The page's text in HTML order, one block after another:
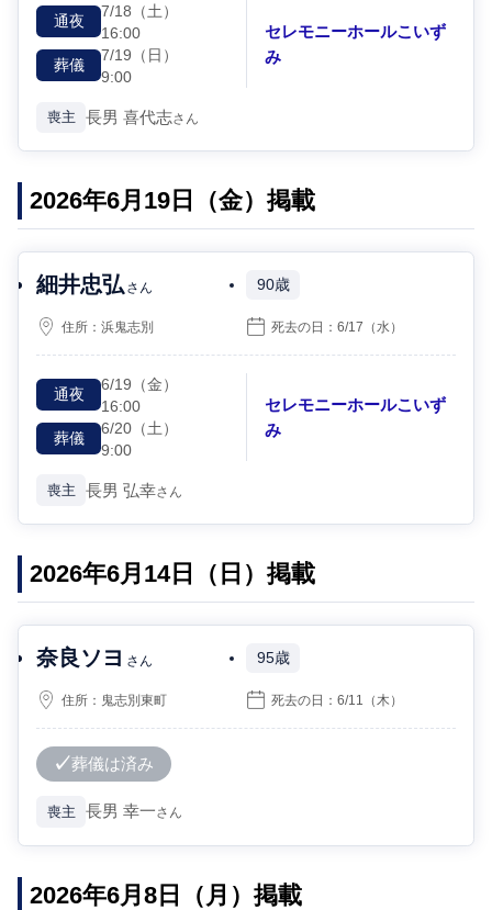
通夜
7/18 （土）
16:00
葬儀
7/19 （日）
9:00
セレモニーホールこいず
み
喪主 長男 喜代志さん
2026年6月19日（金）掲載
細井忠弘 さん 90歳
住所：浜鬼志別 死去の日：6/17 （水）
通夜
6/19 （金）
16:00
葬儀
6/20 （土）
9:00
セレモニーホールこいず
み
喪主 長男 弘幸さん
2026年6月14日（日）掲載
奈良ソヨ さん 95歳
住所： 鬼志別東町 死去の日：6/11 （木）
葬儀は済み
喪主 長男 幸一さん
2026年6月8日（月）掲載